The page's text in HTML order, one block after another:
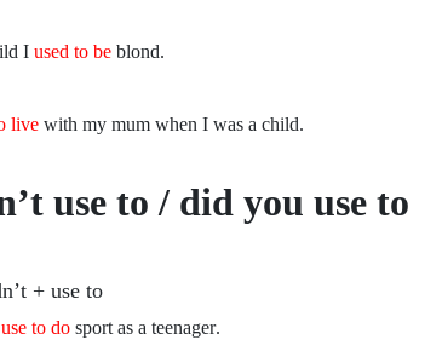
.As a child I
used to be blond
.I
live with my mum when I was a child
use to / did you use to
+ use to
.I
to do sport as a teenager